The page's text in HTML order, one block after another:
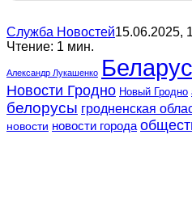
Служба Новостей15.06.2025,
Чтение: 1 мин.
Александр Лукашенко
Новости Гродно Новый Гродно
белорусы гродненская
новости новости города